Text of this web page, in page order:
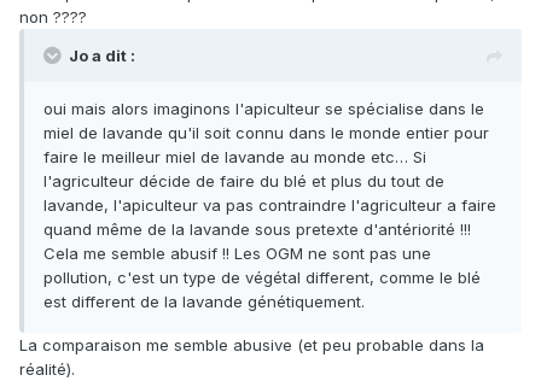
non ????
Jo a dit :
oui mais alors imaginons l'apiculteur se spécialise dans le
miel de lavande qu'il soit connu dans le monde entier pour
faire le meilleur miel de lavande au monde etc… Si
l'agriculteur décide de faire du blé et plus du tout de
lavande, l'apiculteur va pas contraindre l'agriculteur a faire
quand même de la lavande sous pretexte d'antériorité !!!
Cela me semble abusif !! Les OGM ne sont pas une
pollution, c'est un type de végétal different, comme le blé
est different de la lavande génétiquement.
La comparaison me semble abusive (et peu probable dans la
réalité).